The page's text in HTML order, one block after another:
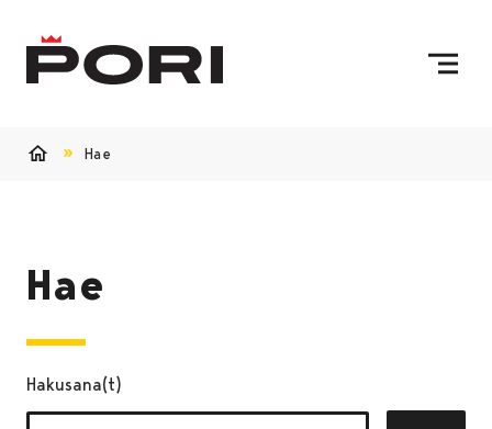
Hae
Hae
Hakusana(t)